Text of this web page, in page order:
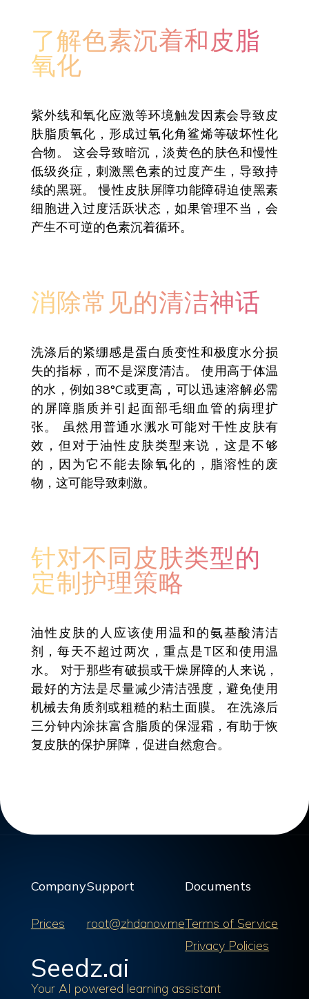
了解色素沉着和皮脂
氧化
紫外线和氧化应激等环境触发因素会导致皮
肤脂质氧化，形成过氧化角鲨烯等破坏性化
合物。 这会导致暗沉，淡黄色的肤色和慢性
低级炎症，刺激黑色素的过度产生，导致持
续的黑斑。 慢性皮肤屏障功能障碍迫使黑素
细胞进入过度活跃状态，如果管理不当，会
产生不可逆的色素沉着循环。
消除常见的清洁神话
洗涤后的紧绷感是蛋白质变性和极度水分损
失的指标，而不是深度清洁。 使用高于体温
的水，例如38°C或更高，可以迅速溶解必需
的屏障脂质并引起面部毛细血管的病理扩
张。 虽然用普通水溅水可能对干性皮肤有
效，但对于油性皮肤类型来说，这是不够
的，因为它不能去除氧化的，脂溶性的废
物，这可能导致刺激。
针对不同皮肤类型的
定制护理策略
油性皮肤的人应该使用温和的氨基酸清洁
剂，每天不超过两次，重点是T区和使用温
水。 对于那些有破损或干燥屏障的人来说，
最好的方法是尽量减少清洁强度，避免使用
机械去角质剂或粗糙的粘土面膜。 在洗涤后
三分钟内涂抹富含脂质的保湿霜，有助于恢
复皮肤的保护屏障，促进自然愈合。
Company
Prices
Support
root@zhdanov.me
Documents
Terms of Service
Privacy Policies
Seedz.ai
Your AI powered learning assistant